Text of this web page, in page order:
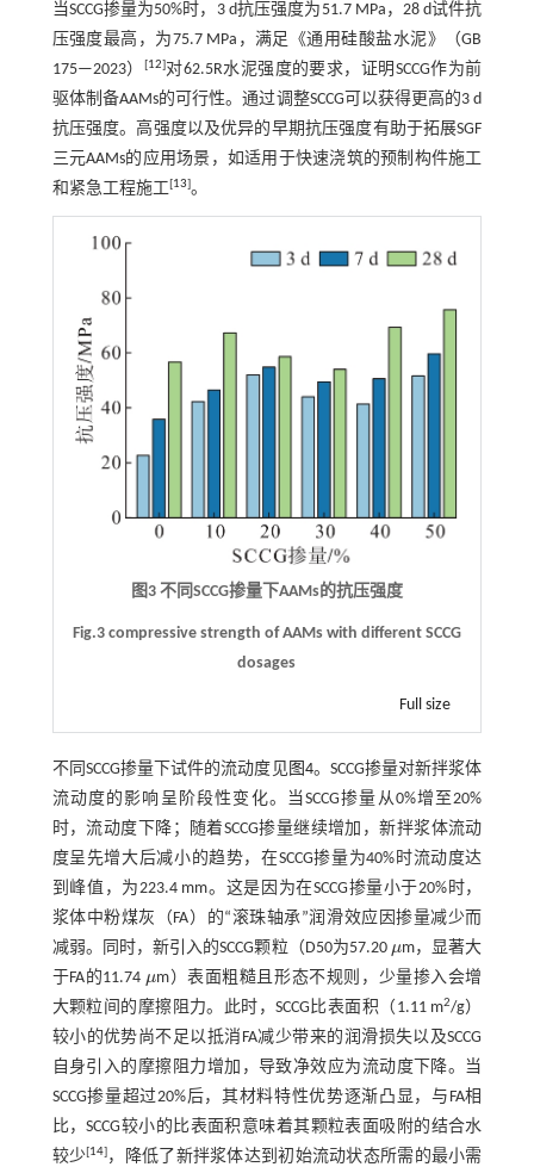
当SCCG掺量为50%时，3 d抗压强度为51.7 MPa，28 d试件抗
压强度最高，为75.7 MPa，满足《通用硅酸盐水泥》（GB
175—2023）
[12]对62.5R水泥强度的要求，证明SCCG作为前
驱体制备AAMs的可行性。通过调整SCCG可以获得更高的3 d
抗压强度。高强度以及优异的早期抗压强度有助于拓展SGF
三元AAMs的应用场景，如适用于快速浇筑的预制构件施工
和紧急工程施工[13]。
图3 不同SCCG掺量下AAMs的抗压强度
Fig.3 compressive strength of AAMs with different SCCG
dosages
Full size
不同SCCG掺量下试件的流动度见图4。SCCG掺量对新拌浆体
流动度的影响呈阶段性变化。当SCCG掺量从0%增至20%
时，流动度下降；随着SCCG掺量继续增加，新拌浆体流动
度呈先增大后减小的趋势，在SCCG掺量为40%时流动度达
到峰值，为223.4 mm。这是因为在SCCG掺量小于20%时，
浆体中粉煤灰（FA）的“滚珠轴承”润滑效应因掺量减少而
减弱。同时，新引入的SCCG颗粒（D50为57.20 μ
μm，显著大
于FA的11.74 μ
μm）表面粗糙且形态不规则，少量掺入会增
大颗粒间的摩擦阻力。此时，SCCG比表面积（1.11 m2/g）
较小的优势尚不足以抵消FA减少带来的润滑损失以及SCCG
自身引入的摩擦阻力增加，导致净效应为流动度下降。当
SCCG掺量超过20%后，其材料特性优势逐渐凸显，与FA相
比，SCCG较小的比表面积意味着其颗粒表面吸附的结合水
较少[14] ，降低了新拌浆体达到初始流动状态所需的最小需